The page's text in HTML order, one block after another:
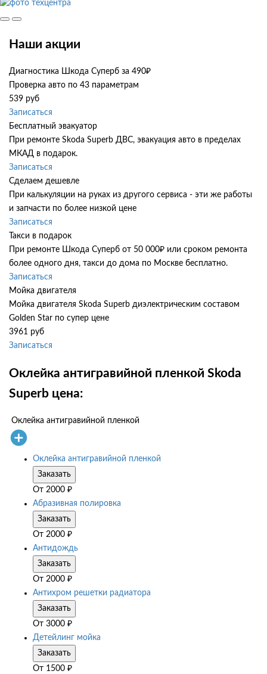
Наши акции
Диагностика Шкода Суперб за 490₽
Проверка авто по 43 параметрам
539 руб
Записаться
Бесплатный эвакуатор
При ремонте Skoda Superb ДВС, эвакуация авто в пределах
МКАД в подарок.
Записаться
Сделаем дешевле
При калькуляции на руках из другого сервиса - эти же работы
и запчасти по более низкой цене
Записаться
Такси в подарок
При ремонте Шкода Суперб от 50 000₽ или сроком ремонта
более одного дня, такси до дома по Москве бесплатно.
Записаться
Мойка двигателя
Мойка двигателя Skoda Superb диэлектрическим составом
Golden Star по супер цене
3961 руб
Записаться
Оклейка антигравийной пленкой Skoda
Superb цена:
Оклейка антигравийной пленкой
Оклейка антигравийной пленкой
Заказать
От 2000 ₽
Абразивная полировка
Заказать
От 2000 ₽
Антидождь
Заказать
От 2000 ₽
Антихром решетки радиатора
Заказать
От 3000 ₽
Детейлинг мойка
Заказать
От 1500 ₽